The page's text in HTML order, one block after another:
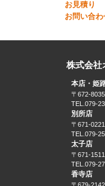
お見積り
お問い合わ
株式会社
本店・姫
〒672-
TEL.079-
別所店
〒671-
TEL.079-
太子店
〒671-
TEL.079-
香寺店